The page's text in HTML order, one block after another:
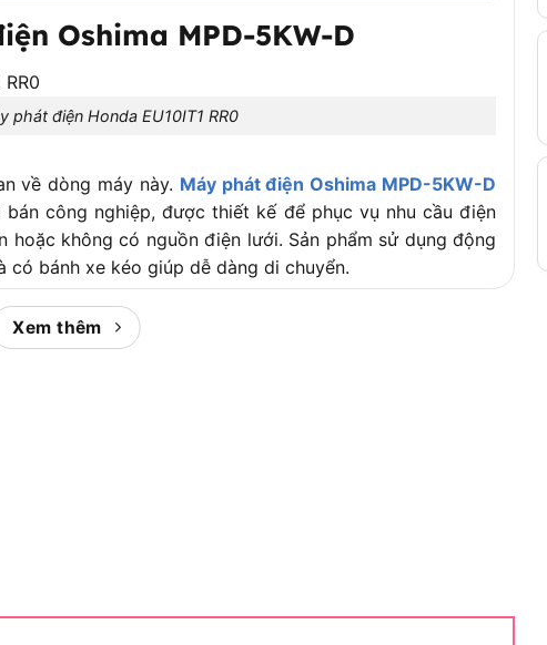
Oshima MPD-5KW-D
phát điện Honda EU10IT1 RR0
về dòng máy này. Máy phát điện Oshima MPD-5KW-D
công nghiệp, được thiết kế để phục vụ nhu cầu điện
không có nguồn điện lưới. Sản phẩm sử dụng động
có bánh xe kéo giúp dễ dàng di chuyển.
Xem thêm